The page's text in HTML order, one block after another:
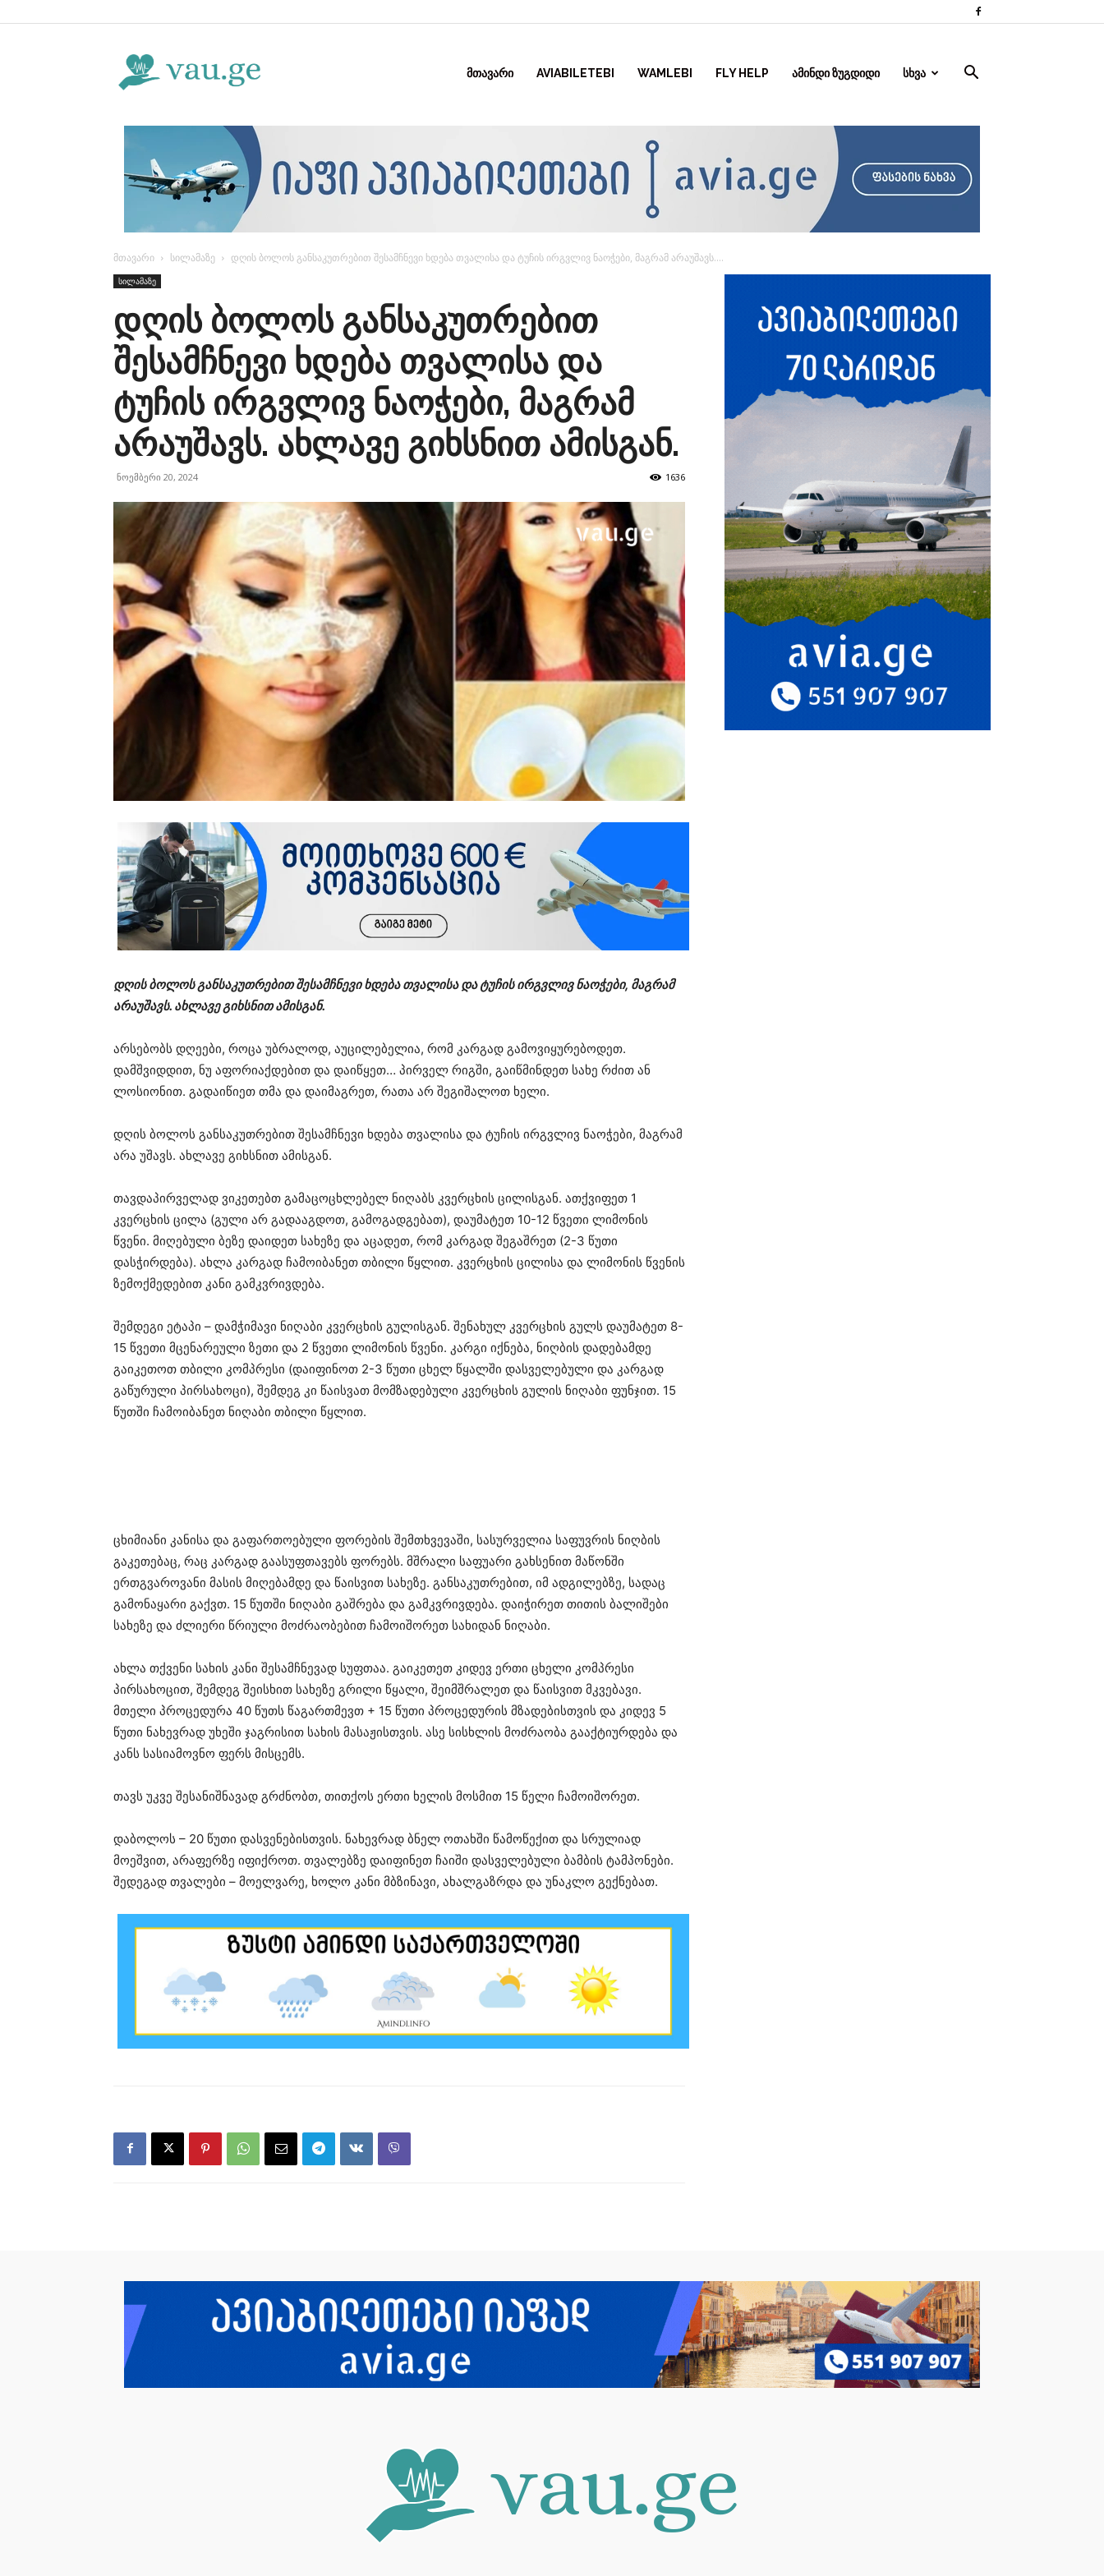
ᲛᲗᲐᲕᲐᲠᲘ AVIABILETEBI WAMLEBI FLY HELP ᲐᲛᲘᲜᲓᲘ ᲖᲣᲒᲓᲘᲓᲘ ᲡᲮᲕᲐ
მთავარი სილამაზე დღის ბოლოს განსაკუთრებით შესამჩნევი ხდება თვალისა და ტუჩის ირგვლივ ნაოჭები, მაგრამ არაუშავს....
სილამაზე
დღის ბოლოს განსაკუთრებით
შესამჩნევი ხდება თვალისა და
ტუჩის ირგვლივ ნაოჭები, მაგრამ
არაუშავს. ახლავე გიხსნით ამისგან.
ნოემბერი 20, 2024 1636
დღის ბოლოს განსაკუთრებით შესამჩნევი ხდება თვალისა და ტუჩის ირგვლივ ნაოჭები, მაგრამ
არაუშავს. ახლავე გიხსნით ამისგან.
არსებობს დღეები, როცა უბრალოდ, აუცილებელია, რომ კარგად გამოვიყურებოდეთ.
დამშვიდდით, ნუ აფორიაქდებით და დაიწყეთ… პირველ რიგში, გაიწმინდეთ სახე რძით ან
ლოსიონით. გადაიწიეთ თმა და დაიმაგრეთ, რათა არ შეგიშალოთ ხელი.
დღის ბოლოს განსაკუთრებით შესამჩნევი ხდება თვალისა და ტუჩის ირგვლივ ნაოჭები, მაგრამ
არა უშავს. ახლავე გიხსნით ამისგან.
თავდაპირველად ვიკეთებთ გამაცოცხლებელ ნიღაბს კვერცხის ცილისგან. ათქვიფეთ 1
კვერცხის ცილა (გული არ გადააგდოთ, გამოგადგებათ), დაუმატეთ 10-12 წვეთი ლიმონის
წვენი. მიღებული ბეზე დაიდეთ სახეზე და აცადეთ, რომ კარგად შეგაშრეთ (2-3 წუთი
დასჭირდება). ახლა კარგად ჩამოიბანეთ თბილი წყლით. კვერცხის ცილისა და ლიმონის წვენის
ზემოქმედებით კანი გამკვრივდება.
შემდეგი ეტაპი – დამჭიმავი ნიღაბი კვერცხის გულისგან. შენახულ კვერცხის გულს დაუმატეთ 8-
15 წვეთი მცენარეული ზეთი და 2 წვეთი ლიმონის წვენი. კარგი იქნება, ნიღბის დადებამდე
გაიკეთოთ თბილი კომპრესი (დაიფინოთ 2-3 წუთი ცხელ წყალში დასველებული და კარგად
გაწურული პირსახოცი), შემდეგ კი წაისვათ მომზადებული კვერცხის გულის ნიღაბი ფუნჯით. 15
წუთში ჩამოიბანეთ ნიღაბი თბილი წყლით.
ცხიმიანი კანისა და გაფართოებული ფორების შემთხვევაში, სასურველია საფუვრის ნიღბის
გაკეთებაც, რაც კარგად გაასუფთავებს ფორებს. მშრალი საფუარი გახსენით მაწონში
ერთგვაროვანი მასის მიღებამდე და წაისვით სახეზე. განსაკუთრებით, იმ ადგილებზე, სადაც
გამონაყარი გაქვთ. 15 წუთში ნიღაბი გაშრება და გამკვრივდება. დაიჭირეთ თითის ბალიშები
სახეზე და ძლიერი წრიული მოძრაობებით ჩამოიშორეთ სახიდან ნიღაბი.
ახლა თქვენი სახის კანი შესამჩნევად სუფთაა. გაიკეთეთ კიდევ ერთი ცხელი კომპრესი
პირსახოცით, შემდეგ შეისხით სახეზე გრილი წყალი, შეიმშრალეთ და წაისვით მკვებავი.
მთელი პროცედურა 40 წუთს წაგართმევთ + 15 წუთი პროცედურის მზადებისთვის და კიდევ 5
წუთი ნახევრად უხეში ჯაგრისით სახის მასაჟისთვის. ასე სისხლის მოძრაობა გააქტიურდება და
კანს სასიამოვნო ფერს მისცემს.
თავს უკვე შესანიშნავად გრძნობთ, თითქოს ერთი ხელის მოსმით 15 წელი ჩამოიშორეთ.
დაბოლოს – 20 წუთი დასვენებისთვის. ნახევრად ბნელ ოთახში წამოწექით და სრულიად
მოეშვით, არაფერზე იფიქროთ. თვალებზე დაიფინეთ ჩაიში დასველებული ბამბის ტამპონები.
შედეგად თვალები – მოელვარე, ხოლო კანი მბზინავი, ახალგაზრდა და უნაკლო გექნებათ.